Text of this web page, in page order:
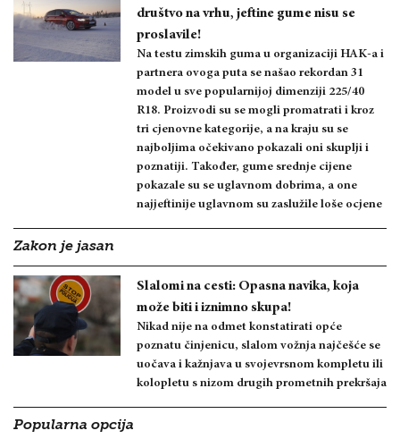
društvo na vrhu, jeftine gume nisu se
proslavile!
Na testu zimskih guma u organizaciji HAK-a i
partnera ovoga puta se našao rekordan 31
model u sve popularnijoj dimenziji 225/40
R18. Proizvodi su se mogli promatrati i kroz
tri cjenovne kategorije, a na kraju su se
najboljima očekivano pokazali oni skuplji i
poznatiji. Također, gume srednje cijene
pokazale su se uglavnom dobrima, a one
najjeftinije uglavnom su zaslužile loše ocjene
Zakon je jasan
Slalomi na cesti: Opasna navika, koja
može biti i iznimno skupa!
Nikad nije na odmet konstatirati opće
poznatu činjenicu, slalom vožnja najčešće se
uočava i kažnjava u svojevrsnom kompletu ili
kolopletu s nizom drugih prometnih prekršaja
Popularna opcija